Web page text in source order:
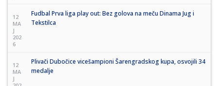
12
MA
J
202
6
Fudbal Prva liga play out: Bez golova na meču Dinama Jug i
Tekstilca
12
MA
J
Plivači Dubočice vicešampioni Šarengradskog kupa, osvojili 34
medalje